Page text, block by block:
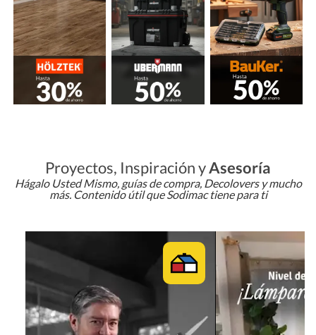
Proyectos, Inspiración yAsesoría
Hágalo Usted Mismo, guías de compra, Decolovers y mucho
más. Contenido útil que Sodimac tiene para ti